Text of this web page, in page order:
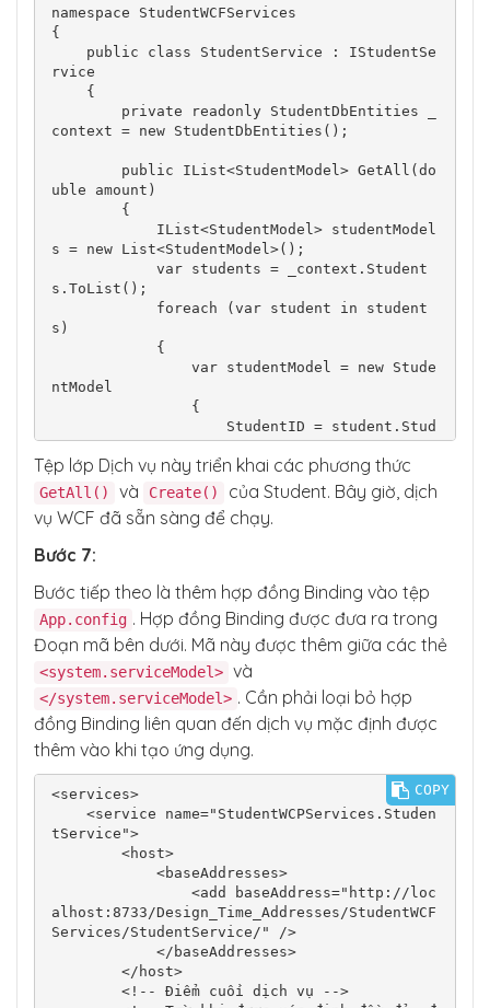
                    StudentName = studentMod
el.StudentName,
                    StudentEmail = studentMo
del.StudentEmail,
                    JoiningDate = studentMod
el.JoiningDate
                };
                return context.SaveChanges()
        }
}
namespace StudentWCFServices
{
rvice
context = new StudentDbEntities();
uble amount)
s = new List<StudentModel>();
s.ToList();
s)
ntModel
entID,
                    StudentName = student.St
udentName,
                    StudentEmail = student.S
tudentEmail,
                    JoiningDate = student.Jo
iningDate
                };
                studentModels.Add(studentMod
el);
            }
            return studentModels;
        }
        public bool Create(StudentModel stud
entModel)
        {
            {
                StudentName = studentModel.S
tudentName,
                StudentEmail = studentModel.
StudentEmail,
oiningDate
            };
            _context.SaveChanges();
            return true;
Tệp lớp Dịch vụ này triển khai các phương thức
GetAll() và Create()
của Student. Bây giờ, dịch
vụ WCF đã sẵn sàng để chạy.
Bước 7:
Bước tiếp theo là thêm hợp đồng Binding vào tệp
App.config . Hợp đồng Binding được đưa ra trong
Đoạn mã bên dưới. Mã này được thêm giữa các thẻ
<system.serviceModel> và
</system.serviceModel> . Cần phải loại bỏ hợp
đồng Binding liên quan đến dịch vụ mặc định được
thêm vào khi tạo ứng dụng.
<services>
tService">
alhost:8733/Design_Time_Addresses/StudentWCF
Services/StudentService/" />
COPY